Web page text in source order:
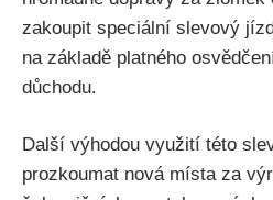
zakoupit speciální ⁢slevový
na⁣ základě ⁣platného
‍důchodu.
Další výhodou využití této
⁣prozkoumat nová místa za